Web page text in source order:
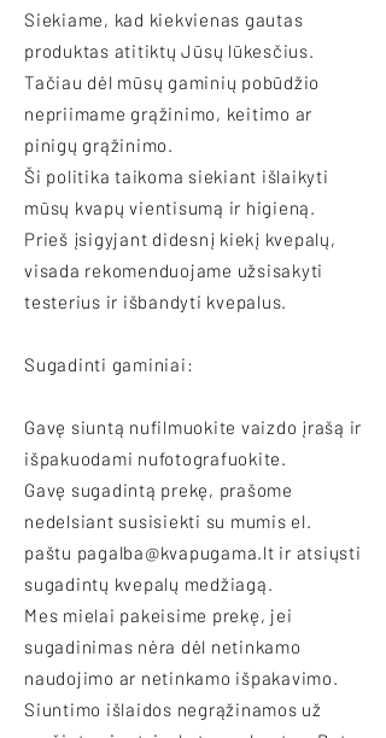
Siekiame, kad kiekvienas gautas
produktas atitiktų Jūsų lūkesčius.
Tačiau dėl mūsų gaminių pobūdžio
nepriimame grąžinimo, keitimo ar
pinigų grąžinimo.
Ši politika taikoma siekiant išlaikyti
mūsų kvapų vientisumą ir higieną.
Prieš įsigyjant didesnį kiekį kvepalų,
visada rekomenduojame užsisakyti
testerius ir išbandyti kvepalus.
Sugadinti gaminiai:
Gavę siuntą nufilmuokite vaizdo įrašą ir
išpakuodami nufotografuokite.
Gavę sugadintą prekę, prašome
nedelsiant susisiekti su mumis el.
paštu pagalba@kvapugama.lt ir atsiųsti
sugadintų kvepalų medžiagą.
Mes mielai pakeisime prekę, jei
sugadinimas nėra dėl netinkamo
naudojimo ar netinkamo išpakavimo.
Siuntimo išlaidos negrąžinamos už